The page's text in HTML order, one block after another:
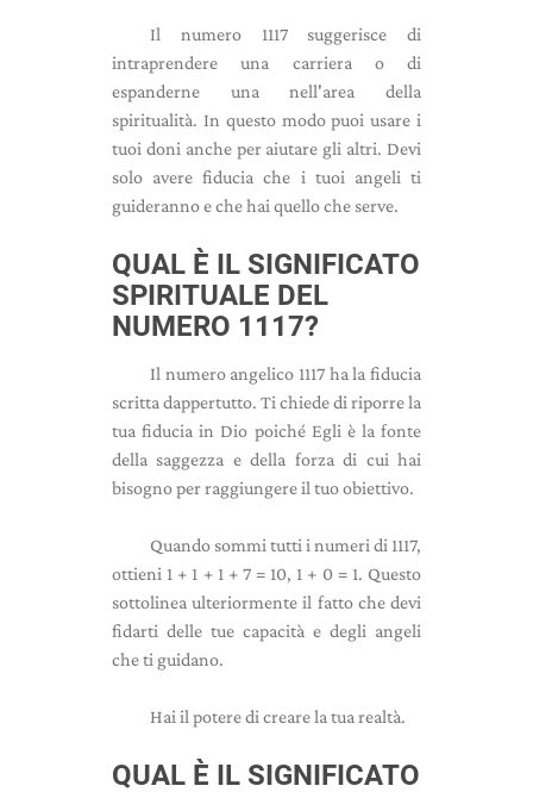
Il numero 1117 suggerisce di
intraprendere una carriera o di
espanderne una nell'area della
spiritualità. In questo modo puoi usare i
tuoi doni anche per aiutare gli altri. Devi
solo avere fiducia che i tuoi angeli ti
guideranno e che hai quello che serve.
QUAL È IL SIGNIFICATO
SPIRITUALE DEL
NUMERO 1117?
Il numero angelico 1117 ha la fiducia
scritta dappertutto. Ti chiede di riporre la
tua fiducia in Dio poiché Egli è la fonte
della saggezza e della forza di cui hai
bisogno per raggiungere il tuo obiettivo.
Quando sommi tutti i numeri di 1117,
ottieni 1 + 1 + 1 + 7 = 10, 1 + 0 = 1. Questo
sottolinea ulteriormente il fatto che devi
fidarti delle tue capacità e degli angeli
che ti guidano.
Hai il potere di creare la tua realtà.
QUAL È IL SIGNIFICATO